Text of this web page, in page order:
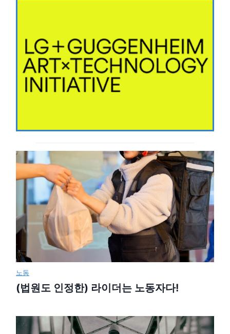
노동
(법원도 인정한) 라이더는 노동자다!